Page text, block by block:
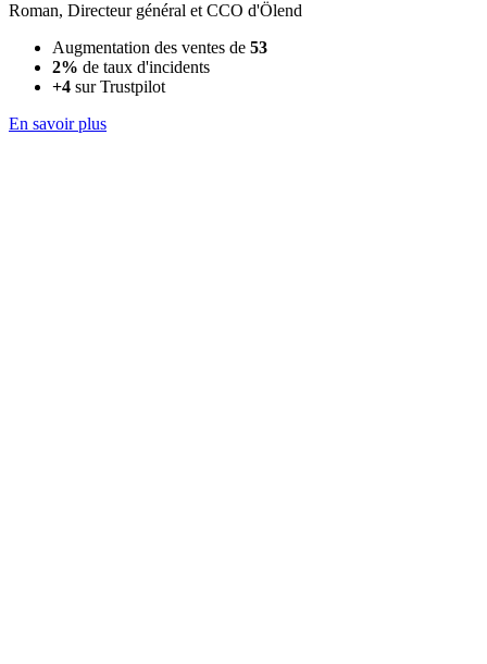
Roman, Directeur général et CCO d'Ölend
Augmentation des ventes de 53
2% de taux d'incidents
+4 sur Trustpilot
En savoir plus